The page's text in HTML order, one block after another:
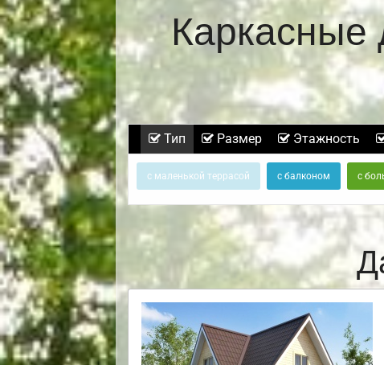
Тип Размер Этажность
с маленькой террасой с балконом с